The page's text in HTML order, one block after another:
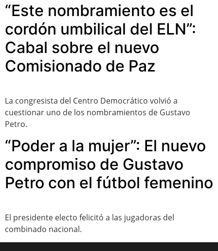
“Este nombramiento es el
cordón umbilical del ELN”:
Cabal sobre el nuevo
Comisionado de Paz
La congresista del Centro Democrático volvió a
cuestionar uno de los nombramientos de Gustavo
Petro.
“Poder a la mujer”: El nuevo
compromiso de Gustavo
Petro con el fútbol femenino
El presidente electo felicitó a las jugadoras del
combinado nacional.